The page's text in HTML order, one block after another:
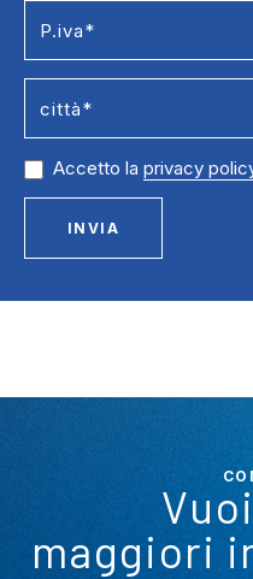
Accetto la privacy
INVIA
maggiori